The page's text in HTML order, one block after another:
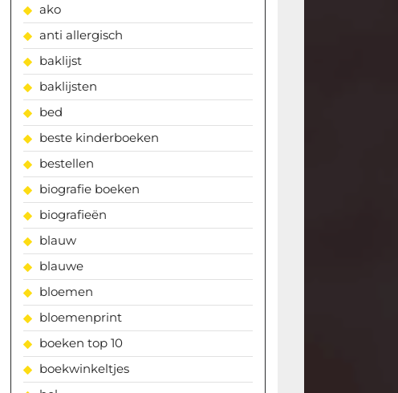
ako
anti allergisch
baklijst
baklijsten
bed
beste kinderboeken
bestellen
biografie boeken
biografieën
blauw
blauwe
bloemen
bloemenprint
boeken top 10
boekwinkeltjes